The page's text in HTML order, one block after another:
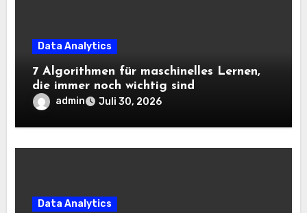
Data Analytics
7 Algorithmen für maschinelles Lernen,
die immer noch wichtig sind
admin Juli 30, 2026
Data Analytics